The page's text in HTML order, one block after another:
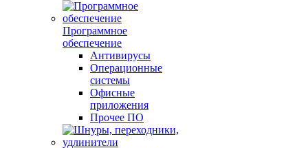
Программное
обеспечение
Антивирусы
Операционные
системы
Офисные
приложения
Прочее ПО